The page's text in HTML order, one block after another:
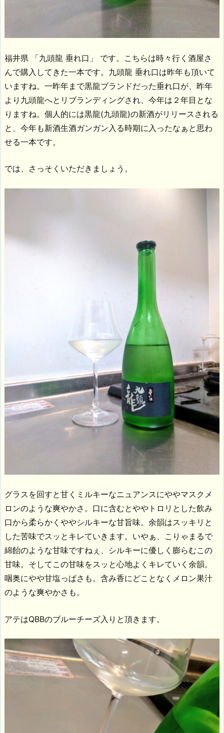
福井県 「九頭龍 垂れ口」 です。こちらは時々行く酒屋さ
んで購入してきた一本です。九頭龍 垂れ口は昨年も頂いて
いますね。一昨年まで黒龍ブランドだった垂れ口が、昨年
より九頭龍へとリブランディングされ、今年は２年目とな
りますね。個人的には黒龍(九頭龍)の新酒がリリースされる
と、今年も新酒生酒ガンガン入る時期に入ったなぁと思わ
せる一本です。
では、さっそくいただきましょう。
グラスを回すと甘くミルキーなニュアンスにややマスクメ
ロンのような爽やかさ。口に含むとややトロリとした飲み
口から柔らかくややシルキーな甘旨味。余韻はスッキリと
した苦味でスッとキレていきます。いやぁ、こりゃまるで
綿飴のような甘味ですねぇ、シルキーに優しく膨らむこの
甘味。そしてこの甘味をスッと心地よくキレていく余韻。
咽奥にやや甘塩っぱさも。含み香にどことなくメロン果汁
のような爽やかさも。
アテはQBBのブルーチーズ入りと頂きます。